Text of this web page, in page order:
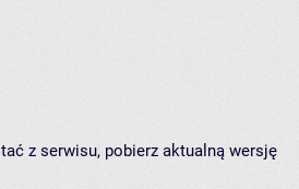
z serwisu, pobierz aktualną wersję